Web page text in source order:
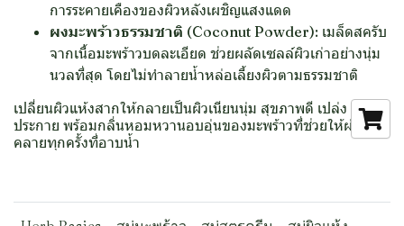
การระคายเคืองของผิวหลังเผชิญแสงแดด
ผงมะพร้าวธรรมชาติ (Coconut Powder): เมล็ดสครับ
จากเนื้อมะพร้าวบดละเอียด ช่วยผลัดเซลล์ผิวเก่าอย่างนุ่ม
นวลที่สุด โดยไม่ทำลายน้ำหล่อเลี้ยงผิวตามธรรมชาติ
เปลี่ยนผิวแห้งสากให้กลายเป็นผิวเนียนนุ่ม สุขภาพดี เปล่ง
ประกาย พร้อมกลิ่นหอมหวานอบอุ่นของมะพร้าวที่ช่วยให้ผ่อน
คลายทุกครั้งที่อาบน้ำ